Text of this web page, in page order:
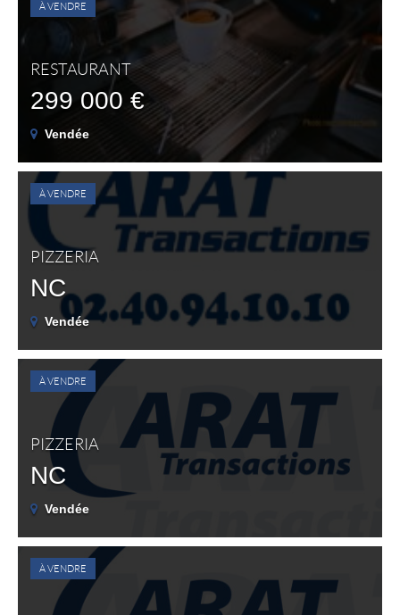
À VENDRE
RESTAURANT
299 000 €
Vendée
À VENDRE
PIZZERIA
NC
Vendée
À VENDRE
PIZZERIA
NC
Vendée
À VENDRE